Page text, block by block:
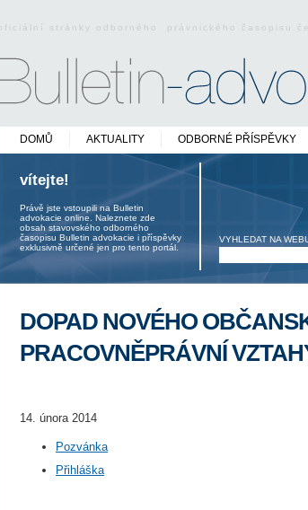
oficiální stránky odborného právnického časopisu
DOMŮ AKTUALITY ODBORNÉ PŘÍSPĚVKY
vítejte!
Právě jste vstoupili na Bulletin
advokacie online. Naleznete zde
obsah stavovského odborného
časopisu Bulletin advokacie i příspěvky
exklusivně určené jen pro tento portál.
VYHLEDAT NA
DOPAD NOVÉHO
PRACOVNĚPRÁVNÍ
14. února 2014
Pozvánka
Přihláška